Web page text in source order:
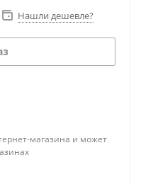
Нашли дешевле?
магазина и может